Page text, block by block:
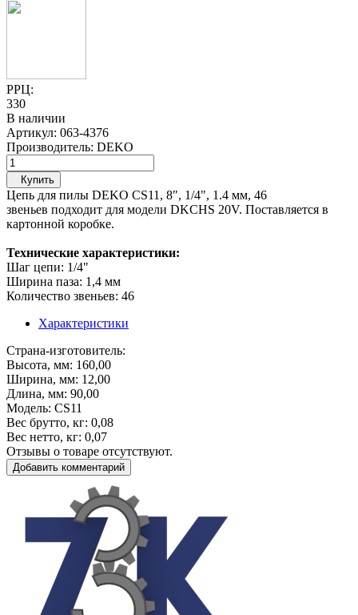
РРЦ:
330
В наличии
Артикул: 063-4376
Производитель: DEKO
Купить
Цепь для пилы DEKO CS11, 8", 1/4", 1.4 мм, 46
звеньев подходит для модели DKCHS 20V. Поставляется в
картонной коробке.
Технические характеристики:
Шаг цепи: 1/4"
Ширина паза: 1,4 мм
Количество звеньев: 46
Характеристики
Страна-изготовитель:
Высота, мм: 160,00
Ширина, мм: 12,00
Длина, мм: 90,00
Модель: CS11
Вес брутто, кг: 0,08
Вес нетто, кг: 0,07
Отзывы о товаре отсутствуют.
Добавить комментарий